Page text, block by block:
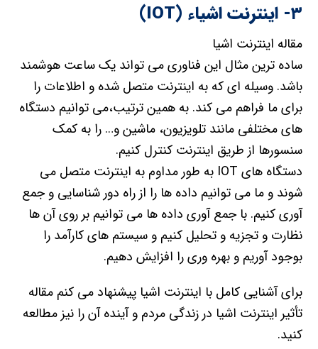
۳- اینترنت اشیاء (IOT)
مقاله اینترنت اشیا
ساده ترین مثال این فناوری می تواند یک ساعت هوشمند
باشد. وسیله ای که به اینترنت متصل شده و اطلاعات را
برای ما فراهم می کند. به همین ترتیب،می توانیم دستگاه
های مختلفی مانند تلویزیون، ماشین و… را به کمک
سنسورها از طریق اینترنت کنترل کنیم.
دستگاه های IOT به طور مداوم به اینترنت متصل می
شوند و ما می توانیم داده ها را از راه دور شناسایی و جمع
آوری کنیم. با جمع آوری داده ها می توانیم بر روی آن ها
نظارت و تجزیه و تحلیل کنیم و سیستم های کارآمد را
بوجود آوریم و بهره وری را افزایش دهیم.
برای آشنایی کامل با اینترنت اشیا پیشنهاد می کنم مقاله
تأثیر اینترنت اشیا در زندگی مردم و آینده آن را نیز مطالعه
کنید.